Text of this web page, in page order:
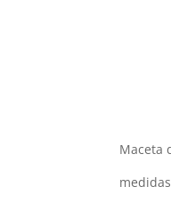
Maceta